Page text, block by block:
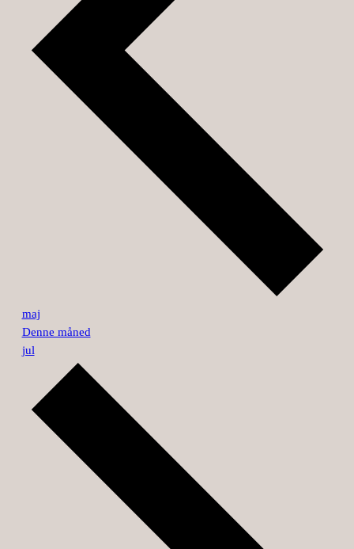
maj
Denne måned
jul